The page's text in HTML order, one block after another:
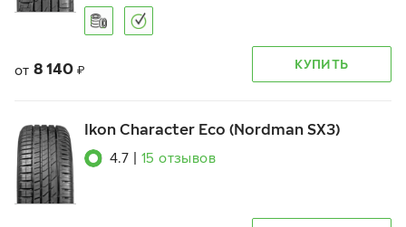
от 8 140 ₽ КУПИТЬ
Ikon Character Eco (Nordman SX3)
4.7 15 отзывов